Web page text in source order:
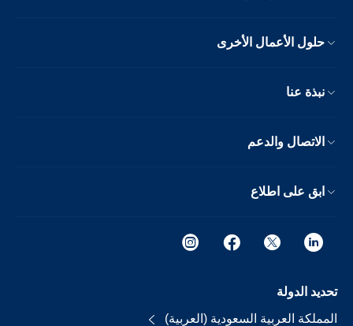
حلول الأعمال الأخرى
نبذة عنا
الاتصال والدعم
ابق على اطلاع
تحديد الدولة
المملكة العربية السعودية (العربية)